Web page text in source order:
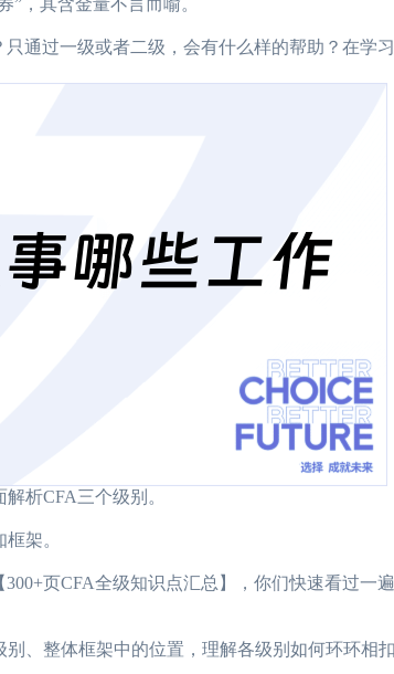
过一级或者二级，会有什么样的帮助？在学
析CFA三个级别。
架。
页CFA全级知识点汇总】，你们快速看过一遍
整体框架中的位置，理解各级别如何环环相扣